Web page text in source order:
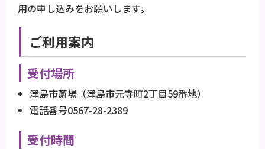
用の申し込みをお願いします｡
ご利用案内
受付場所
津島市斎場（津島市元寺町2丁目59番地）
電話番号0567-28-2389
受付時間